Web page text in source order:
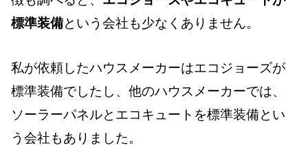
標準装備という会社も少なくありません。
私が依頼したハウスメーカーはエコジョーズが
標準装備でしたし、他のハウスメーカーでは、
ソーラーパネルとエコキュートを標準装備とい
う会社もありました。